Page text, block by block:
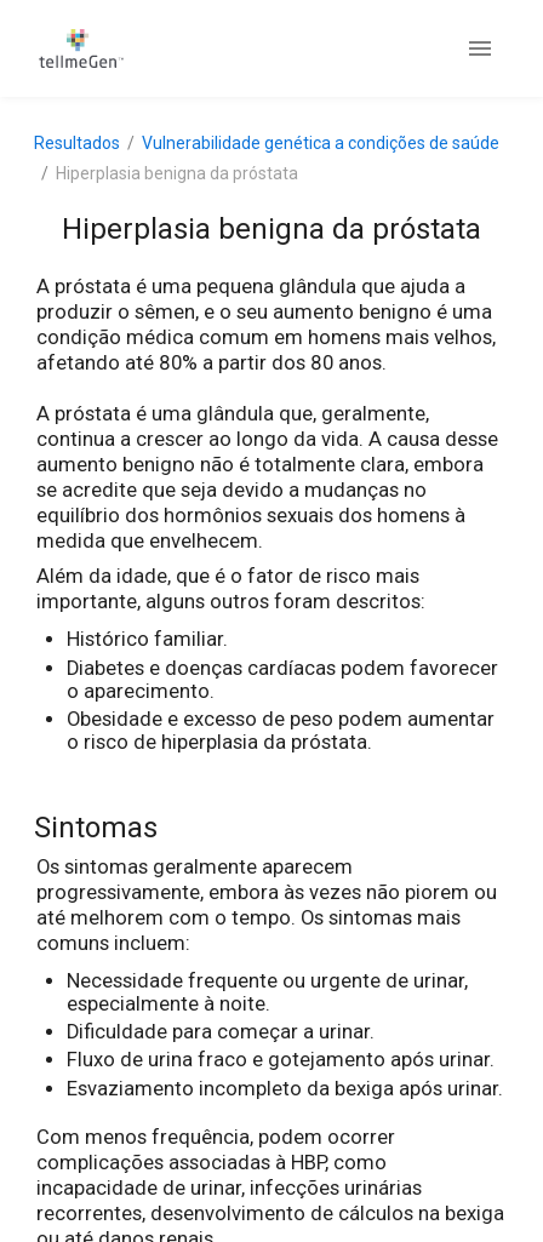
Resultados
Vulnerabilidade genética a condições de saúde
Hiperplasia benigna da próstata
Hiperplasia benigna da próstata
A próstata é uma pequena glândula que ajuda a
produzir o sêmen, e o seu aumento benigno é uma
condição médica comum em homens mais velhos,
afetando até 80% a partir dos 80 anos.
A próstata é uma glândula que, geralmente,
continua a crescer ao longo da vida. A causa desse
aumento benigno não é totalmente clara, embora
se acredite que seja devido a mudanças no
equilíbrio dos hormônios sexuais dos homens à
medida que envelhecem.
Além da idade, que é o fator de risco mais
importante, alguns outros foram descritos:
Histórico familiar.
Diabetes e doenças cardíacas podem favorecer
o aparecimento.
Obesidade e excesso de peso podem aumentar
o risco de hiperplasia da próstata.
Sintomas
Os sintomas geralmente aparecem
progressivamente, embora às vezes não piorem ou
até melhorem com o tempo. Os sintomas mais
comuns incluem:
Necessidade frequente ou urgente de urinar,
especialmente à noite.
Dificuldade para começar a urinar.
Fluxo de urina fraco e gotejamento após urinar.
Esvaziamento incompleto da bexiga após urinar.
Com menos frequência, podem ocorrer
complicações associadas à HBP, como
incapacidade de urinar, infecções urinárias
recorrentes, desenvolvimento de cálculos na bexiga